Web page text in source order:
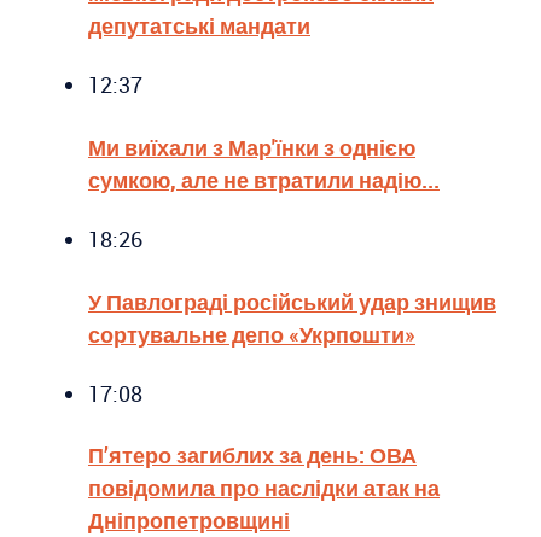
депутатські мандати
12:37
Ми виїхали з Мар'їнки з однією
сумкою, але не втратили надію...
18:26
У Павлограді російський удар знищив
сортувальне депо «Укрпошти»
17:08
П’ятеро загиблих за день: ОВА
повідомила про наслідки атак на
Дніпропетровщині